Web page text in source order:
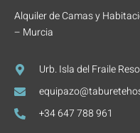
Alquiler de Camas y
– Murcia
Urb. Isla del Fraile
+34 647 788 961